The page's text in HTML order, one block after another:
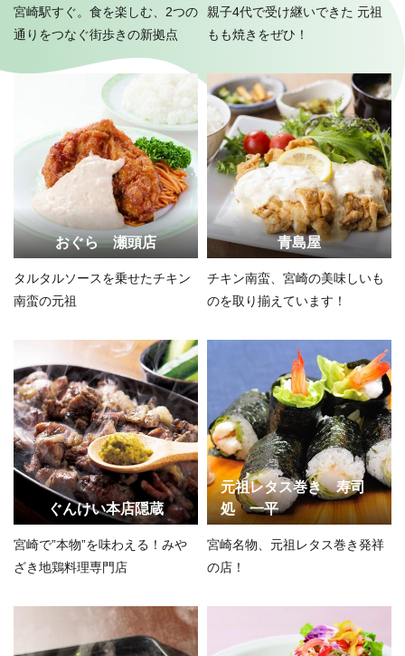
宮崎駅すぐ。食を楽しむ、2つの
通りをつなぐ街歩きの新拠点
親子4代で受け継いできた 元祖
もも焼きをぜひ！
おぐら 瀬頭店
タルタルソースを乗せたチキン
南蛮の元祖
青島屋
チキン南蛮、宮崎の美味しいも
のを取り揃えています！
ぐんけい本店隠蔵
宮崎で”本物”を味わえる！みや
ざき地鶏料理専門店
元祖レタス巻き 寿司
処 一平
宮崎名物、元祖レタス巻き発祥
の店！